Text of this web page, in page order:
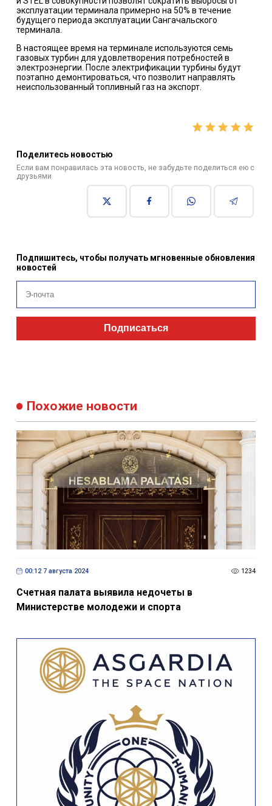
эксплуатации терминала примерно на 50% в течение
будущего периода эксплуатации Сангачальского
терминала.
В настоящее время на терминале используются семь
газовых турбин для удовлетворения потребностей в
электроэнергии. После электрификации турбины будут
поэтапно демонтироваться, что позволит направлять
неиспользованный топливный газ на экспорт.
Поделитесь новостью
Если вам понравилась эта новость, не забудьте поделиться ею с
друзьями
Подпишитесь, чтобы получать мгновенные обновления
новостей
Подписаться
Похожие новости
00:12 7 августа 2024 1234
Счетная палата выявила недочеты в
Министерстве молодежи и спорта